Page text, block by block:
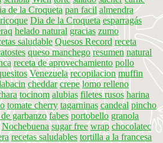
de la Croqueta pan facil almendra
Dia de la Croqueta esparragás
helado natural gracias zumo
saludable Quesos Record receta
queso manchego resumen natural
receta de aprovechamiento pollo
Venezuela recopilacion muffin
cheddar crepe lomo relleno
tocinom alubias filetes rusos harina
tomate cherry tagarninas candeal pincho
garbanzo fabes portobello granola
Nochebuena sugar free wrap chocolatec
recetas saludables tortilla a la francesa